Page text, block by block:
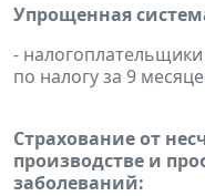
Упрощенная
- налогоплательщики
по налогу за 9
Страхование от
производстве и
заболеваний: